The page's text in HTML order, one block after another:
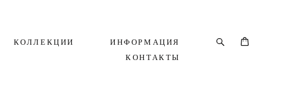
КОЛЛЕКЦИИ
ИНФОРМАЦИЯ
КОНТАКТЫ